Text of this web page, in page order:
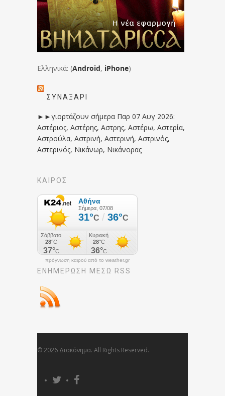
Ελληνικά: (Android, iPhone)
ΣΥΝΑΞΆΡΙ
►►γιορτάζουν σήμερα Παρ 07 Αυγ 2026:
Αστέριος, Αστέρης, Αστρης, Αστέρω, Αστερία,
Αστρούλα, Αστρινή, Αστερινή, Αστρινός,
Αστερινός, Νικάνωρ, Νικάνορας
ΚΑΙΡΟΣ
πρόγνωση καιρού από το weather.gr
ΕΝΗΜΈΡΩΣΉ ΜΕΣΩ RSS
© 2026 Διακόνημα. All Rights Reserved.